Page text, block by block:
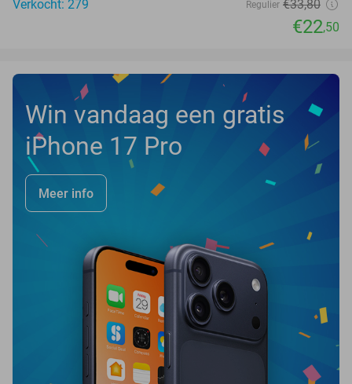
Verkocht: 279 Regulier €33,80
€22,50
Win vandaag een gratis
iPhone 17 Pro
Meer info